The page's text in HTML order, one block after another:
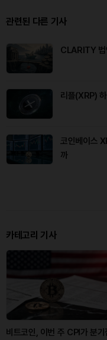
관련된 다른 기사
CLARITY 법
리플(XRP)
코인베이스
까
카테고리 기사
비트코인, 이번 주 CPI가 분기